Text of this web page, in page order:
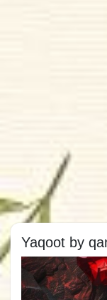
Yaqoot by